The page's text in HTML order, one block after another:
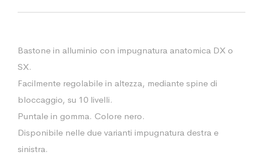
Bastone in alluminio con impugnatura anatomica DX o
SX.
Facilmente regolabile in altezza, mediante spine di
bloccaggio, su 10 livelli.
Puntale in gomma. Colore nero.
Disponibile nelle due varianti impugnatura destra e
sinistra.